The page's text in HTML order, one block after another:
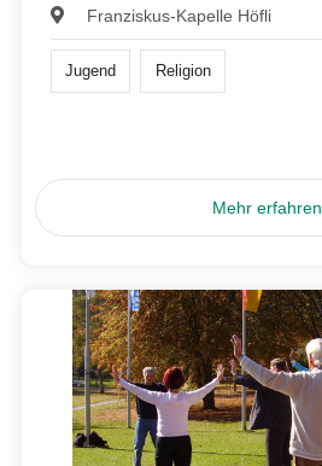
Franziskus-Kapelle Höfli
Jugend Religion
Mehr erfahren